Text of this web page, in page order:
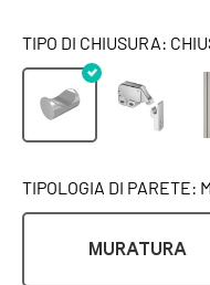
TIPO DI CHIUSURA:
TIPOLOGIA DI PARETE:
MURATURA